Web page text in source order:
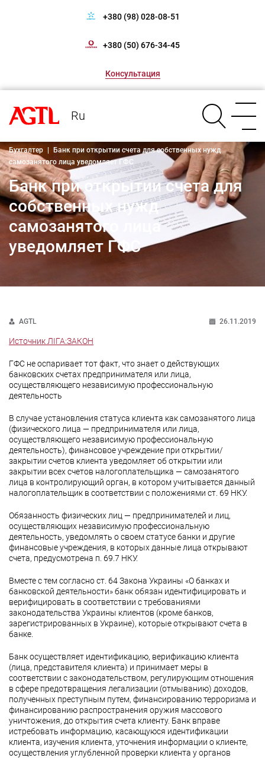
+380 (98) 028-08-51
+380 (50) 676-34-45
Консультация
Ru
Бухгалтер
Банк при открытии счета для собственных нужд
самозанятого лица уведомляет ГФС
Банк при открытии счета для
собственных нужд
самозанятого лица
уведомляет ГФС
AGTL 26.11.2019
Источник ЛІГА:ЗАКОН
ГФС не оспаривает тот факт, что знает о действующих
банковских счетах предпринимателя или лица,
осуществляющего независимую профессиональную
деятельность
В случае установления статуса клиента как самозанятого лица
(физического лица — предпринимателя или лица,
осуществляющего независимую профессиональную
деятельность), финансовое учреждение при открытии/
закрытии счетов клиента уведомляет об открытии или
закрытии всех счетов налогоплательщика — самозанятого
лица в контролирующий орган, в котором учитывается данный
налогоплательщик в соответствии с положениями ст. 69 НКУ.
Обязанность физических лиц — предпринимателей и лиц,
осуществляющих независимую профессиональную
деятельность, уведомлять о своем статусе банки и другие
финансовые учреждения, в которых данные лица открывают
счета, предусмотрена п. 69.7 НКУ.
Вместе с тем согласно ст. 64 Закона Украины «О банках и
банковской деятельности» банк обязан идентифицировать и
верифицировать в соответствии с требованиями
законодательства Украины клиентов (кроме банков,
зарегистрированных в Украине), которые открывают счета в
банке.
Банк осуществляет идентификацию, верификацию клиента
(лица, представителя клиента) и принимает меры в
соответствии с законодательством, регулирующим отношения
в сфере предотвращения легализации (отмыванию) доходов,
полученных преступным путем, финансированию терроризма и
финансированию распространения оружия массового
уничтожения, до открытия счета клиенту. Банк вправе
истребовать информацию, касающуюся идентификации
клиента, изучения клиента, уточнения информации о клиенте,
осуществления углубленной проверки клиента у органов